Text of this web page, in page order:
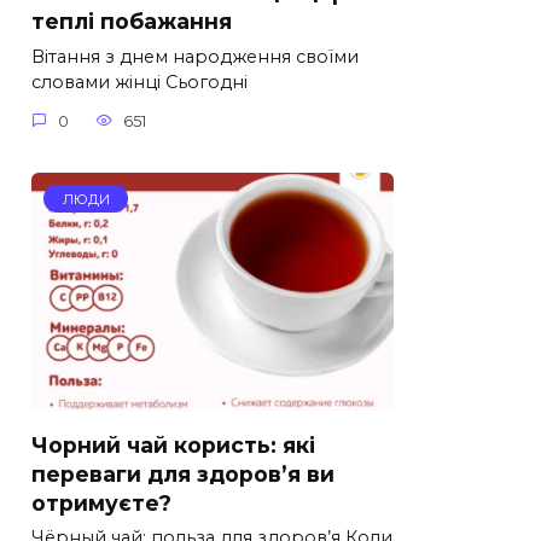
теплі побажання
Вітання з днем народження своїми
словами жінці Сьогодні
0 651
ЛЮДИ
Чорний чай користь: які
переваги для здоров’я ви
отримуєте?